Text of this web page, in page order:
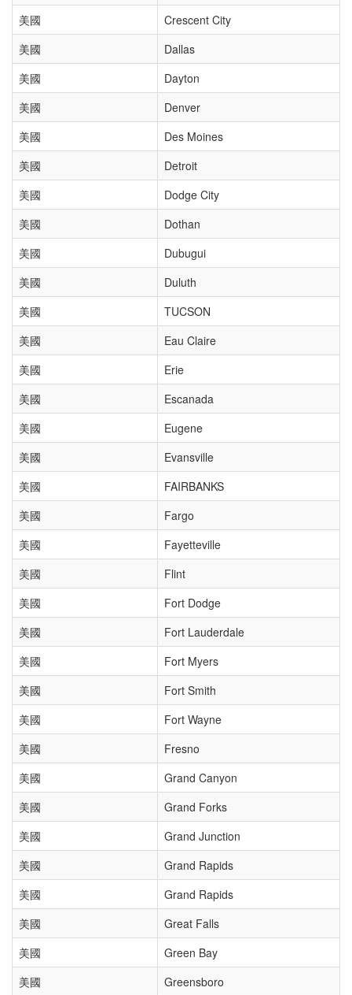
美國
Crescent City
美國
Dallas
美國
Dayton
美國
Denver
美國
Des Moines
美國
Detroit
美國
Dodge City
美國
Dothan
美國
Dubugui
美國
Duluth
美國
TUCSON
美國
Eau Claire
美國
Erie
美國
Escanada
美國
Eugene
美國
Evansville
美國
FAIRBANKS
美國
Fargo
美國
Fayetteville
美國
Flint
美國
Fort Dodge
美國
Fort Lauderdale
美國
Fort Myers
美國
Fort Smith
美國
Fort Wayne
美國
Fresno
美國
Grand Canyon
美國
Grand Forks
美國
Grand Junction
美國
Grand Rapids
美國
Grand Rapids
美國
Great Falls
美國
Green Bay
美國
Greensboro